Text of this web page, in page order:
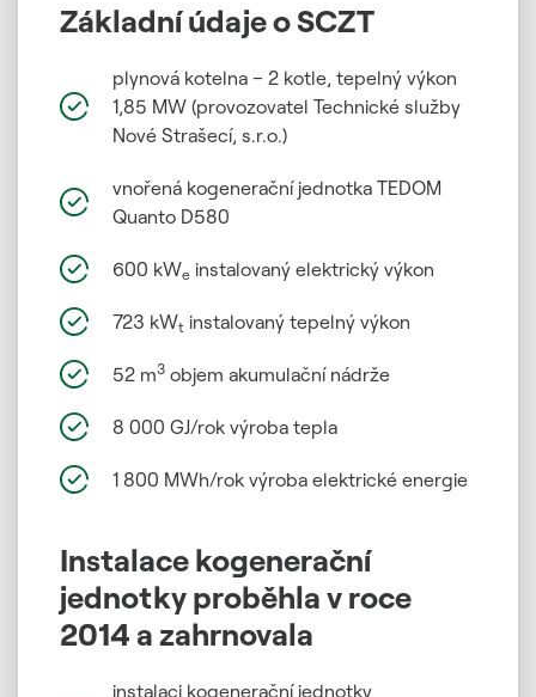
Základní údaje o SCZT
plynová kotelna – 2 kotle, tepelný výkon
1,85 MW (provozovatel Technické služby
Nové Strašecí, s.r.o.)
vnořená kogenerační jednotka TEDOM
Quanto D580
600 kWe instalovaný elektrický výkon
723 kWt instalovaný tepelný výkon
52 m3 objem akumulační nádrže
8 000 GJ/rok výroba tepla
1 800 MWh/rok výroba elektrické energie
Instalace kogenerační
jednotky proběhla v roce
2014 a zahrnovala
instalaci kogenerační jednotky